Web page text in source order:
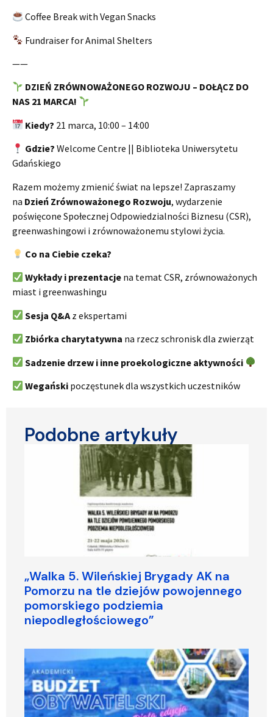
Podobne artykuły
„Walka 5. Wileńskiej Brygady AK na
Pomorzu na tle dziejów powojennego
pomorskiego podziemia
niepodległościowego”
Coffee Break with Vegan Snacks
Fundraiser for Animal Shelters
——
DZIEŃ ZRÓWNOWAŻONEGO ROZWOJU – DOŁĄCZ DO
NAS 21 MARCA!
Kiedy? 21 marca, 10:00 – 14:00
Gdzie? Welcome Centre || Biblioteka Uniwersytetu
Gdańskiego
Razem możemy zmienić świat na lepsze! Zapraszamy
na Dzień Zrównoważonego Rozwoju, wydarzenie
poświęcone Społecznej Odpowiedzialności Biznesu (CSR),
greenwashingowi i zrównoważonemu stylowi życia.
Co na Ciebie czeka?
Wykłady i prezentacje na temat CSR, zrównoważonych
miast i greenwashingu
Sesja Q&A z ekspertami
Zbiórka charytatywna na rzecz schronisk dla zwierząt
Sadzenie drzew i inne proekologiczne aktywności
Wegański poczęstunek dla wszystkich uczestników